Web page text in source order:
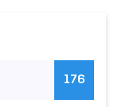
176